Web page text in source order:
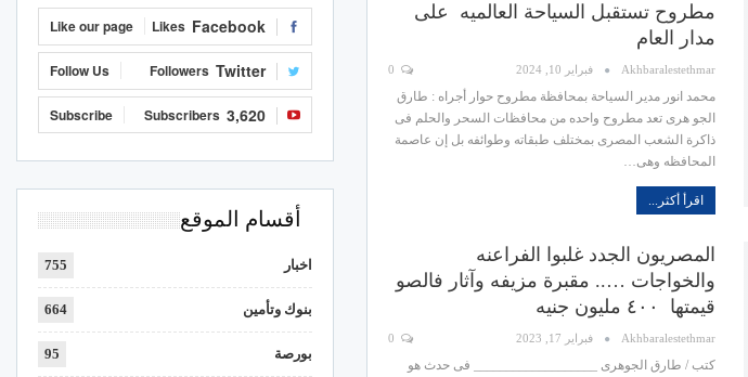
مطروح تستقبل السياحة العالميه على
مدار العام
Akhbaralestethmar فبراير 10, 2024
محمد انور مدير السياحة بمحافظة مطروح حوار أجراه : طارق
الجو هرى تعد مطروح واحده من محافظات السحر والحلم فى
ذاكرة الشعب المصرى بمختلف طبقاته وطوائفه بل إن عاصمة
المحافظه وهى…
اقرأ أكثر...
المصريون الجدد غلبوا الفراعنه
والخواجات ….. مقبرة مزيفه وآثار فالصو
قيمتها ٤٠٠ مليون جنيه
Akhbaralestethmar فبراير 17, 2023
كتب / طارق الجوهرى ___________________ فى حدث هو
Facebook
Likes
Like our page
Twitter
Followers
Follow Us
3,620
Subscribers
Subscribe
أقسام الموقع
اخبار 755
بنوك وتأمين 664
بورصة 95